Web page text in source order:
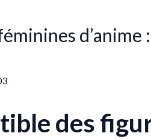
d’anime
des